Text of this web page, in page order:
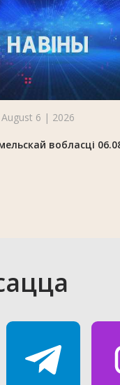
6 | 2026
вобласці